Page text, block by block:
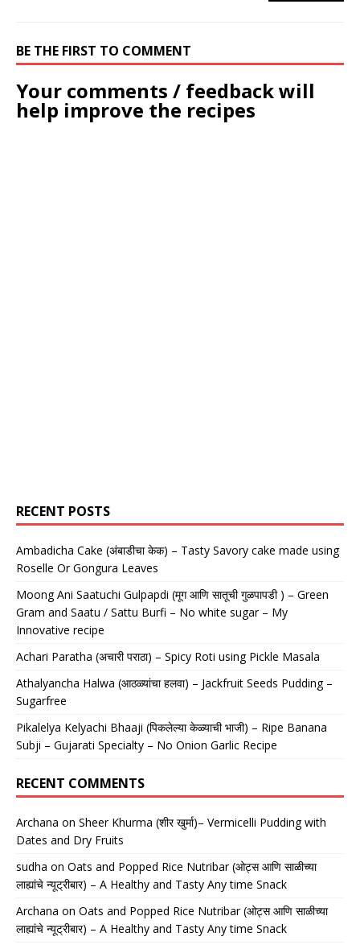
BE THE FIRST TO COMMENT
Your comments / feedback will
help improve the recipes
RECENT POSTS
Ambadicha Cake (अंबाडीचा केक) – Tasty Savory cake made using
Roselle Or Gongura Leaves
Moong Ani Saatuchi Gulpapdi (मूग आणि सातूची गुळपापडी ) – Green
Gram and Saatu / Sattu Burfi – No white sugar – My
Innovative recipe
Achari Paratha (अचारी पराठा) – Spicy Roti using Pickle Masala
Athalyancha Halwa (आठळ्यांचा हलवा) – Jackfruit Seeds Pudding –
Sugarfree
Pikalelya Kelyachi Bhaaji (पिकलेल्या केळ्याची भाजी) – Ripe Banana
Subji – Gujarati Specialty – No Onion Garlic Recipe
RECENT COMMENTS
Archana on Sheer Khurma (शीर खुर्मा)– Vermicelli Pudding with
Dates and Dry Fruits
sudha on Oats and Popped Rice Nutribar (ओट्स आणि साळीच्या
लाह्यांचे न्यूट्रीबार) – A Healthy and Tasty Any time Snack
Archana on Oats and Popped Rice Nutribar (ओट्स आणि साळीच्या
लाह्यांचे न्यूट्रीबार) – A Healthy and Tasty Any time Snack